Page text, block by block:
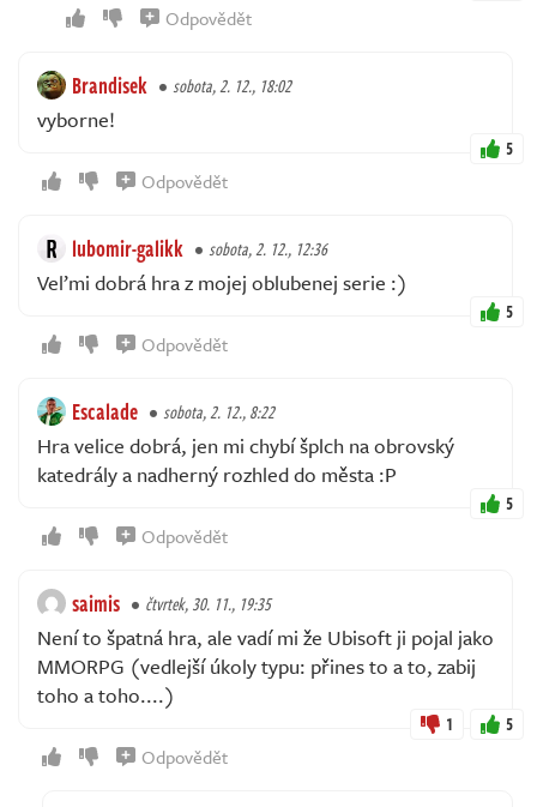
Odpovědět
Brandisek sobota, 2. 12., 18:02
vyborne!
5
Odpovědět
lubomir-galikk sobota, 2. 12., 12:36
Veľmi dobrá hra z mojej oblubenej serie :)
5
Odpovědět
Escalade sobota, 2. 12., 8:22
Hra velice dobrá, jen mi chybí šplch na obrovský
katedrály a nadherný rozhled do města :P
5
Odpovědět
saimis čtvrtek, 30. 11., 19:35
Není to špatná hra, ale vadí mi že Ubisoft ji pojal jako
MMORPG (vedlejší úkoly typu: přines to a to, zabij
toho a toho....)
1 5
Odpovědět